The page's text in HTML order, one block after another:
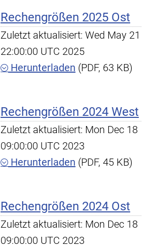
Rechengrößen 2025 Ost
Zuletzt aktualisiert: Wed May 21
22:00:00 UTC 2025
Herunterladen (PDF, 63 KB)
Rechengrößen 2024 West
Zuletzt aktualisiert: Mon Dec 18
09:00:00 UTC 2023
Herunterladen (PDF, 45 KB)
Rechengrößen 2024 Ost
Zuletzt aktualisiert: Mon Dec 18
09:00:00 UTC 2023